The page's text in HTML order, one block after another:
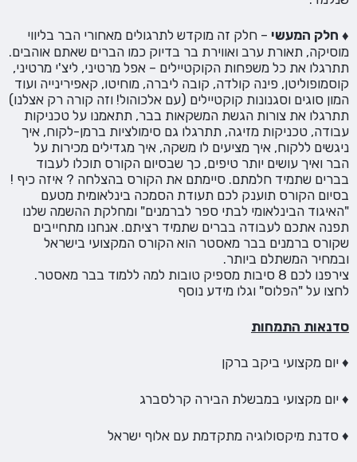
♦ חלק המעשי – חלק זה מוקדש לתרגולים מאחורי הבר בליווי
מוסיקה, תאורת ערב ואווירת בר בדיוק כמו הברים שאתם אוהבים.
תתרגלו את כל משפחות הקוקטיילים – אפל מרטיני, ליצ'י מרטיני,
קוסמופוליטן, פינה קולדה, קובה ליברה, מוחיטו, קאפירינייה ועוד
המון סוגים וסגנונות קוקטיילים (עם אלכוהול! וזה קורה רק אצלנו)
תתרגלו את צורות הגשת המשקאות בבר, תתאמנו על טכניקות
עבודה, טכניקות מזיגה, תתרגלו גם סימולציות ברמן-לקוח, איך
ניגשים ללקוח, איך מציעים לו משקה, איך מגדילים מכירות על
הבר ואיך עושים יותר טיפים, כך שבסיום הקורס תוכלו לעבוד
בברים שתמיד חלמתם. סיימתם את הקורס בהצלחה ? איזה כיף !
בסיום הקורס תוענק לכם תעודת הסמכה בינלאומית מטעם
"האיגוד הבינלאומי לבתי ספר לברמנים" ומחלקת ההשמה שלנו
תפנה אתכם לעבודה בברים שתמיד רציתם. אנחנו מתחייבים
שקורס ברמנים בבר מאסטר הוא הקורס המקצועי בישראל
ובמחיר המשתלם ביותר.
צירפנו לכם 8 סיבות מספיק טובות למה ללמוד בבר מאסטר.
לחצו על "הפלוס" וגלו מידע נוסף
סדנאות התמחות
♦ יום מקצועי ביקב ברקן
♦ יום מקצועי במבשלת הבירה קרלסברג
♦ סדנת מיקסולוגיה מתקדמת עם אלוף ישראל